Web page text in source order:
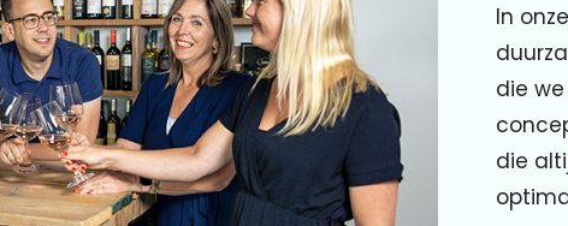
In
die
die